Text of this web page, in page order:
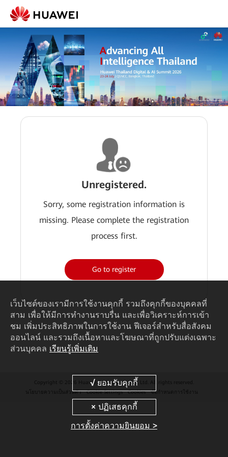
Unregistered.
Sorry, some registration information is
missing. Please complete the registration
process first.
Go to register
Copyright © 2026 Huawei Technologies Co., Ltd. All rights reserved.
นโยบายความเป็นส่วนตัว
Cookie Settings Cookies ข้อกำหนดการใช้งาน
เว็บไซต์ของเรามีการใช้งานคุกกี้ รวมถึงคุกกี้ของบุคคลที่
สาม เพื่อให้มีการทำงานราบรื่น และเพื่อวิเคราะห์การเข้า
ชม เพิ่มประสิทธิภาพในการใช้งาน ฟีเจอร์สำหรับสื่อสังคม
ออนไลน์ และรวมถึงเนื้อหาและโฆษณาที่ถูกปรับแต่งเฉพาะ
ส่วนบุคคล เรียนรู้เพิ่มเติม
การตั้งค่าความยินยอม >